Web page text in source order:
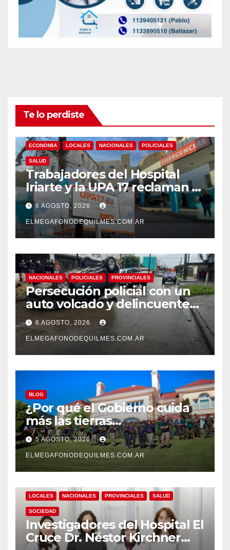
Te lo perdiste
ECONOMIA LOCALES NACIONALES POLICIALES
SALUD
Trabajadores del Hospital
Iriarte y la UPA 17 reclaman el
pase a planta de becarios y
mejoras laborales
6 AGOSTO, 2026
ELMEGAFONODEQUILMES.COM.AR
NACIONALES POLICIALES PROVINCIALES
Persecución policial con un
auto volcado y delincuentes
detenidos en San Francisco
Solano
6 AGOSTO, 2026
ELMEGAFONODEQUILMES.COM.AR
BLOG
¿Por qué el Gobierno cuida
más las tierras
extranjerizadas que el
patrimonio de todos los
argentinos?
5 AGOSTO, 2026
ELMEGAFONODEQUILMES.COM.AR
LOCALES NACIONALES PROVINCIALES SALUD
SOCIEDAD
Investigadores del Hospital El
Cruce Dr. Néstor Kirchner